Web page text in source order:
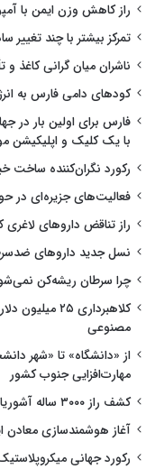
راز کاهش وزن ایمن با
تمرکز بیشتر با چند تغییر
ناشران میان گرانی کاغذ و
کودهای دامی فارس به
فارس برای اولین بار در
با یک کلیک و اپلیکیشن
رکورد نگران‌کننده
فعالیت‌های جزیره‌ای در
راز تناقض داروهای
نسل جدید داروهای
چرا سرطان ریشه‌کن
کلاهبرداری
مصنوعی
از «دانشگاه» تا «شهر
مهارت‌افزایی جنوب کشور
کشف راز ۳۰۰۰ ساله آشوریان
آغاز هوشمندسازی معادن
رکورد جهانی